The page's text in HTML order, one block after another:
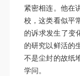
紧密相连。他在
校，这类看似平
的诉求发生了变
的研究以鲜活的
不是尘封的故纸
学问。